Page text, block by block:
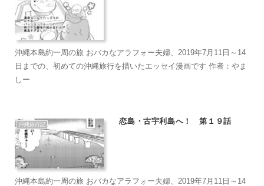
沖縄本島約一周の旅 おバカなアラフォー夫婦、2019年7月11日～14
日までの、初めての沖縄旅行を描いたエッセイ漫画です 作者：やま
しー
沖縄旅行記 恋島・古宇利島へ！ 第１９話
沖縄本島約一周の旅 おバカなアラフォー夫婦、2019年7月11日～14